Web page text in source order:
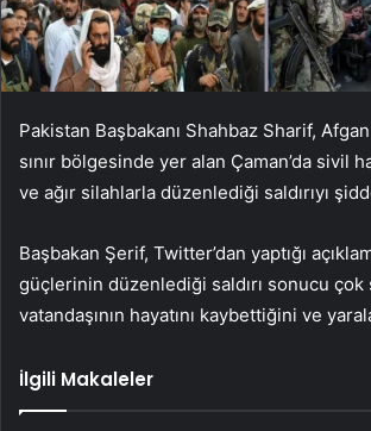
Pakistan Başbakanı Shahbaz Sharif,
sınır bölgesinde yer alan Çaman’da sivil
ve ağır silahlarla düzenlediği saldırıyı
Başbakan Şerif, Twitter’dan yaptığı
güçlerinin düzenlediği saldırı sonucu çok
vatandaşının hayatını kaybettiğini ve
İlgili Makaleler